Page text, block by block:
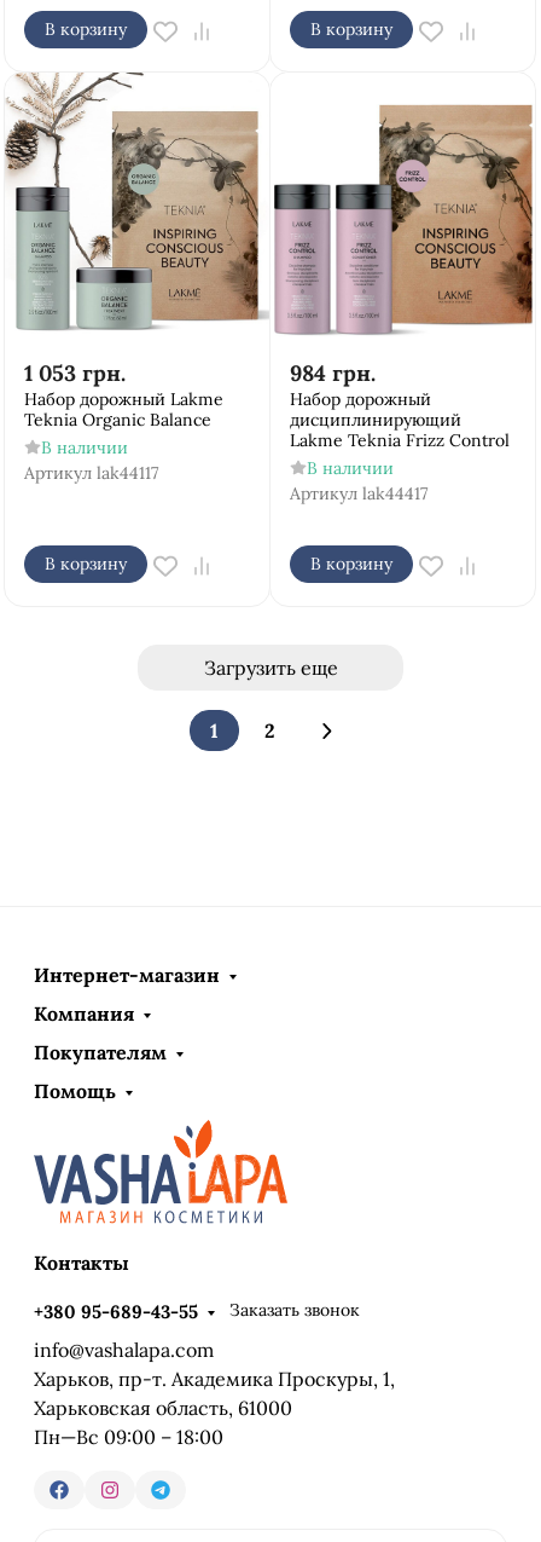
В корзину В корзину
1 053 грн.
Набор дорожный Lakme
Teknia Organic Balance
В наличии
Артикул lak44117
В корзину
984 грн.
Набор дорожный
дисциплинирующий
Lakme Teknia Frizz Control
В наличии
Артикул lak44417
В корзину
Загрузить еще
1 2
Интернет-магазин
Компания
Покупателям
Помощь
Контакты
+380 95-689-43-55 Заказать звонок
info@vashalapa.com
Харьков, пр-т. Академика Проскуры, 1,
Харьковская область, 61000
Пн—Вс 09:00 – 18:00